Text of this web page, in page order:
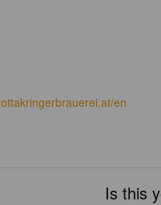
en
Is this